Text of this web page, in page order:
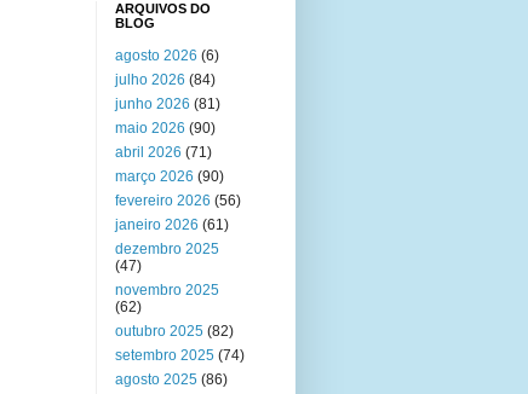
ARQUIVOS DO
BLOG
agosto 2026 (6)
julho 2026 (84)
junho 2026 (81)
maio 2026 (90)
abril 2026 (71)
março 2026 (90)
fevereiro 2026 (56)
janeiro 2026 (61)
dezembro 2025
(47)
novembro 2025
(62)
outubro 2025 (82)
setembro 2025 (74)
agosto 2025 (86)